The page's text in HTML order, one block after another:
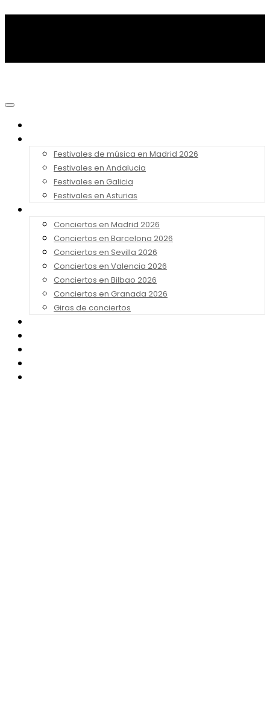
Festivales de música en Madrid 2026
Festivales en Andalucia
Festivales en Galicia
Festivales en Asturias
Conciertos en Madrid 2026
Conciertos en Barcelona 2026
Conciertos en Sevilla 2026
Conciertos en Valencia 2026
Conciertos en Bilbao 2026
Conciertos en Granada 2026
Giras de conciertos